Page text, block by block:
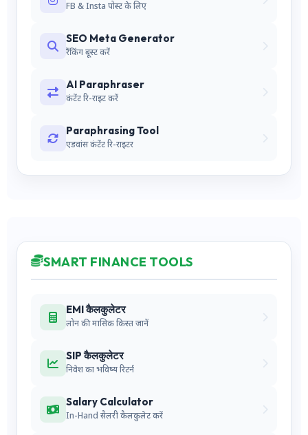
FB & Insta पोस्ट के लिए
SEO Meta Generator
रैंकिंग बूस्ट करें
AI Paraphraser
कंटेंट रि-राइट करें
Paraphrasing Tool
एडवांस कंटेंट रि-राइटर
SMART FINANCE TOOLS
EMI कैलकुलेटर
लोन की मासिक किस्त जानें
SIP कैलकुलेटर
निवेश का भविष्य रिटर्न
Salary Calculator
In-Hand सैलरी कैलकुलेट करें